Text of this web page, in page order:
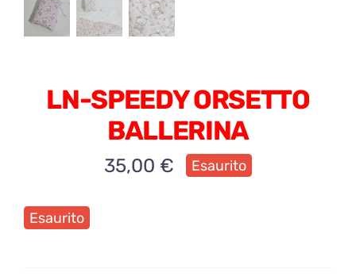
LN-SPEEDY ORSETTO
BALLERINA
35,00 € Esaurito
Esaurito